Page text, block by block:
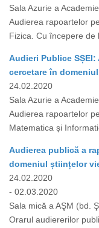
Sala Azurie a
Audierea rapoartelor
Fizica. Cu începere de
Audieri Publice
cercetare în
24.02.2020
Sala Azurie a
Audierea rapoartelor
Matematica și
Audierea publică a
domeniul științelor
24.02.2020
- 02.03.2020
Sala mică a AŞM (bd.
Orarul audiererilor